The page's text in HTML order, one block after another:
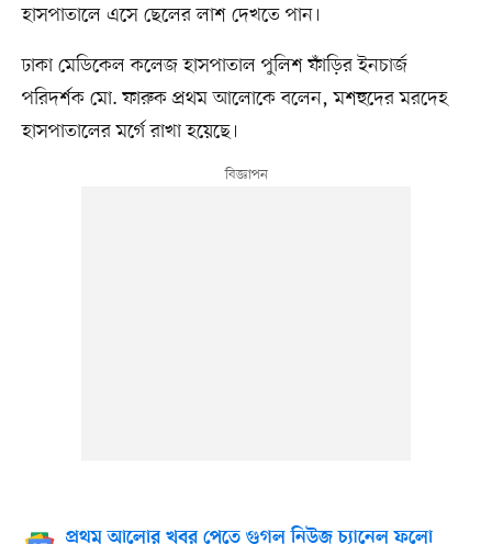
হাসপাতালে এসে ছেলের লাশ দেখতে পান।
ঢাকা মেডিকেল কলেজ হাসপাতাল পুলিশ ফাঁড়ির ইনচার্জ
পরিদর্শক মো. ফারুক প্রথম আলোকে বলেন, মশহুদের মরদেহ
হাসপাতালের মর্গে রাখা হয়েছে।
প্রথম আলোর খবর পেতে গুগল নিউজ চ্যানেল ফলো